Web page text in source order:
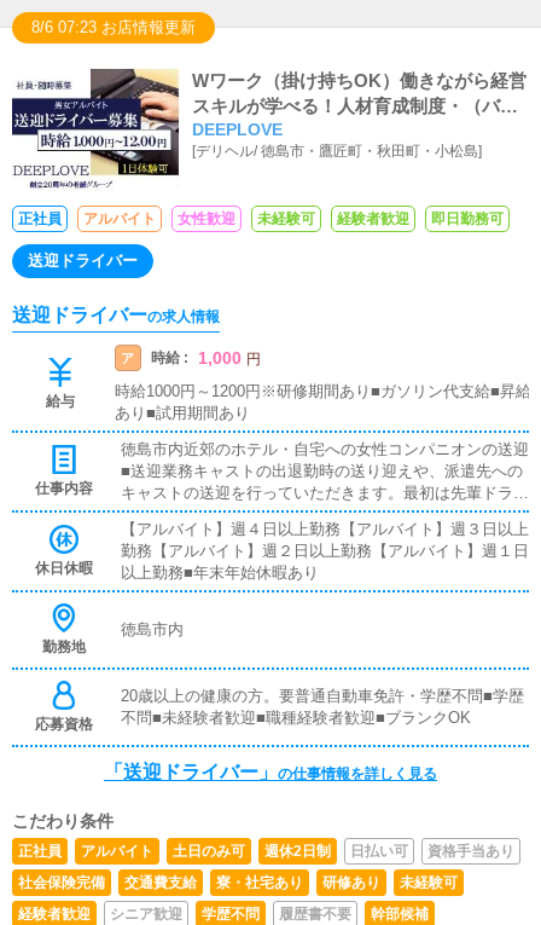
8/6 07:23 お店情報更新
Wワーク（掛け持ちOK）働きながら経営
スキルが学べる！人材育成制度・（バイ
ト体験入店あり）
DEEPLOVE
[デリヘル/徳島市・鷹匠町・秋田町・小松島]
正社員 アルバイト 女性歓迎 未経験可 経験者歓迎 即日勤務可
送迎ドライバー
送迎ドライバーの求人情報
給与
ア 時給 : 1,000 円
時給1000円～1200円※研修期間あり■ガソリン代支給■昇給
あり■試用期間あり
仕事内容
徳島市内近郊のホテル・自宅への女性コンパニオンの送迎
■送迎業務キャストの出退勤時の送り迎えや、派遣先への
キャストの送迎を行っていただきます。最初は先輩ドライ
バーと同乗して行動し、業務の流れを覚えていただきます
ので、未経験の方でも安心して働けます。お客様と対面で
接客をお願いすることはありません。ガソリン代・高速代
は支給します。■清掃業務送迎業務の空き時間に、事務所
使うお車の清掃もお願いします。
休日休暇
【アルバイト】週４日以上勤務【アルバイト】週３日以上
勤務【アルバイト】週２日以上勤務【アルバイト】週１日
以上勤務■年末年始休暇あり
勤務地
徳島市内
応募資格
20歳以上の健康の方。要普通自動車免許・学歴不問■学歴
不問■未経験者歓迎■職種経験者歓迎■ブランクOK
「送迎ドライバー」 の仕事情報を詳しく見る
こだわり条件
正社員 アルバイト 土日のみ可 週休2日制 日払い可
資格手当あり
社会保険完備
交通費支給 寮・社宅あり 研修あり
未経験可
経験者歓迎
シニア歓迎 学歴不問 履歴書不要
幹部候補